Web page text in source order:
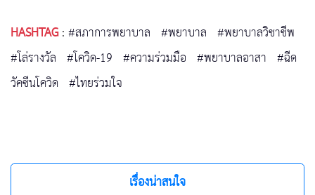
HASHTAG:#สภาการพยาบาล #พยาบาล #พยาบาลวิชาชีพ
#โล่รางวัล #โควิด-19 #ความร่วมมือ #พยาบาลอาสา #ฉีด
วัคซีนโควิด #ไทยร่วมใจ
เรื่องน่าสนใจ